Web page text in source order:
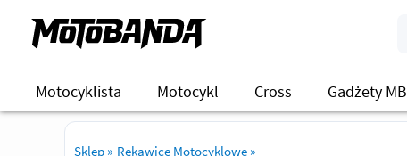
Motocyklista Motocykl Cross Gadżety MB
Sklep » Rękawice Motocyklowe »